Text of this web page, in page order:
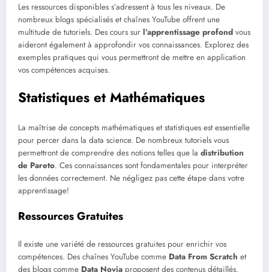
Les ressources disponibles s’adressent à tous les niveaux. De
nombreux blogs spécialisés et chaînes YouTube offrent une
multitude de tutoriels. Des cours sur l’apprentissage profond vous
aideront également à approfondir vos connaissances. Explorez des
exemples pratiques qui vous permettront de mettre en application
vos compétences acquises.
Statistiques et Mathématiques
La maîtrise de concepts mathématiques et statistiques est essentielle
pour percer dans la data science. De nombreux tutoriels vous
permettront de comprendre des notions telles que la distribution
de Pareto. Ces connaissances sont fondamentales pour interpréter
les données correctement. Ne négligez pas cette étape dans votre
apprentissage!
Ressources Gratuites
Il existe une variété de ressources gratuites pour enrichir vos
compétences. Des chaînes YouTube comme Data From Scratch et
des blogs comme Data Novia proposent des contenus détaillés.